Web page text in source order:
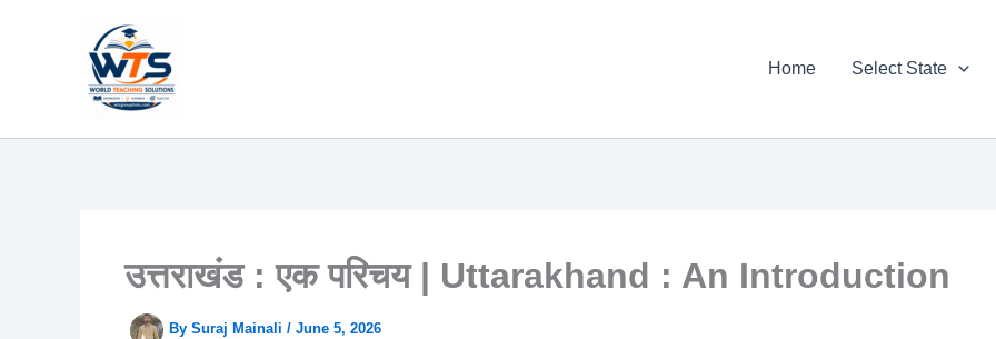
Home Select State
उत्तराखंड : एक परिचय | Uttarakhand : An Introduction
By Suraj Mainali / June 5, 2026